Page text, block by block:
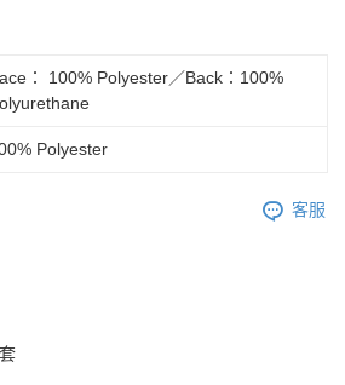
： 100% Polyester／Back：100%
Polyester
客服